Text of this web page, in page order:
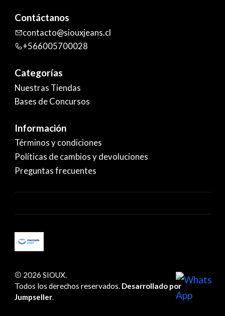
Contáctanos
contacto@siouxjeans.cl
+566005700028
Categorías
Nuestras Tiendas
Bases de Concursos
Información
Términos y condiciones
Políticas de cambios y devoluciones
Preguntas frecuentes
2026 SIOUX.
Todos los derechos reservados. Desarrollado por
Jumpseller.